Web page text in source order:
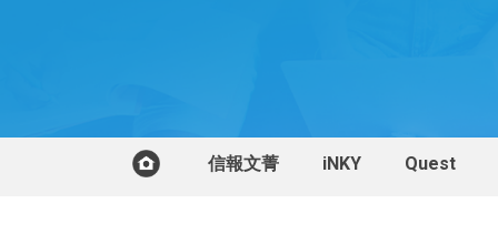
信報文菁 iNKY Quest